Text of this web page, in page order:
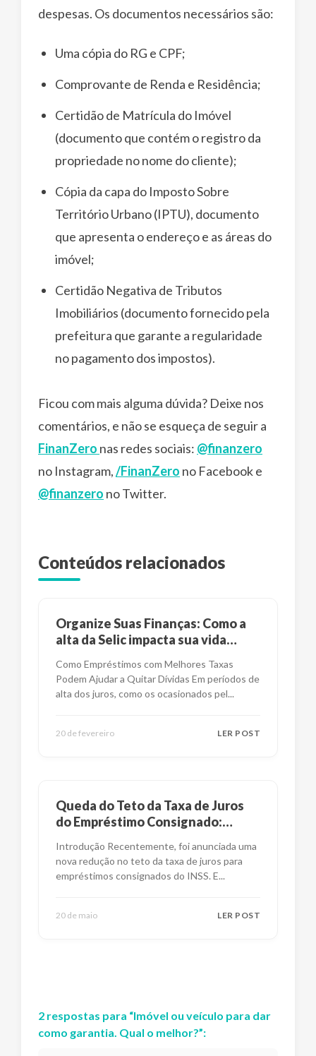
despesas. Os documentos necessários são:
Uma cópia do RG e CPF;
Comprovante de Renda e Residência;
Certidão de Matrícula do Imóvel
(documento que contém o registro da
propriedade no nome do cliente);
Cópia da capa do Imposto Sobre
Território Urbano (IPTU), documento
que apresenta o endereço e as áreas do
imóvel;
Certidão Negativa de Tributos
Imobiliários (documento fornecido pela
prefeitura que garante a regularidade
no pagamento dos impostos).
Ficou com mais alguma dúvida? Deixe nos
comentários, e não se esqueça de seguir a
FinanZero nas redes sociais: @finanzero
no Instagram,/FinanZero no Facebook e
@finanzero no Twitter.
Conteúdos relacionados
Organize Suas Finanças: Como a
alta da Selic impacta sua vida
Como Empréstimos com Melhores Taxas
Podem Ajudar a Quitar Dívidas Em períodos de
alta dos juros, como os ocasionados pel...
20 de fevereiro LER POST
Queda do Teto da Taxa de Juros
do Empréstimo Consignado:
Introdução Recentemente, foi anunciada uma
nova redução no teto da taxa de juros para
empréstimos consignados do INSS. E...
20 de maio LER POST
2 respostas para “Imóvel ou veículo para dar
como garantia. Qual o melhor?”: